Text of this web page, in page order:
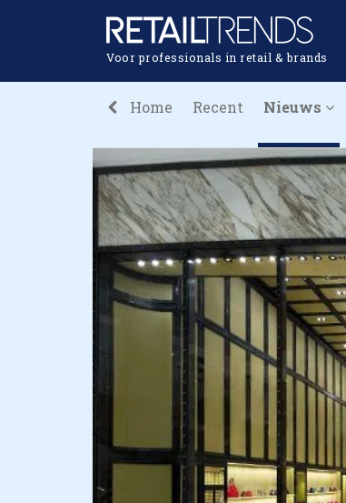
Voor professionals in retail & brands
Home Recent Nieuws